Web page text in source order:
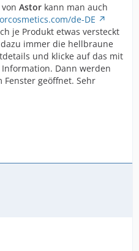
Astor kann man auch
de-DE
je Produkt etwas versteckt
immer die hellbraune
und klicke auf das mit
Dann werden
geöffnet. Sehr